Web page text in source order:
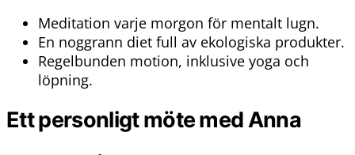
Meditation varje morgon för mentalt lugn.
En noggrann diet full av ekologiska produkter.
Regelbunden motion, inklusive yoga och
löpning.
Ett personligt möte med Anna